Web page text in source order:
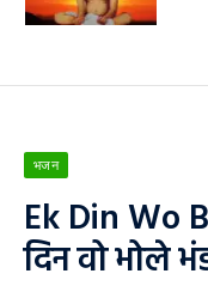
भजन
Ek Din Wo
दिन वो भोले